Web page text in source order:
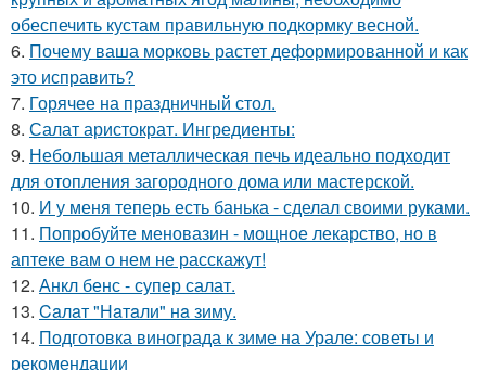
обеспечить кустам правильную подкормку весной.
6. Почему ваша морковь растет деформированной и как
это исправить?
7. Горячее на праздничный стол.
8. Салат аристократ. Ингредиенты:
9. Небольшая металлическая печь идеально подходит
для отопления загородного дома или мастерской.
10. И у меня теперь есть банька - сделал своими руками.
11. Попробуйте меновазин - мощное лекарство, но в
аптеке вам о нем не расскажут!
12. Анкл бенс - супер салат.
13. Caлaт "Нaтaли" нa зиму.
14. Подготовка винограда к зиме на Урале: советы и
рекомендации